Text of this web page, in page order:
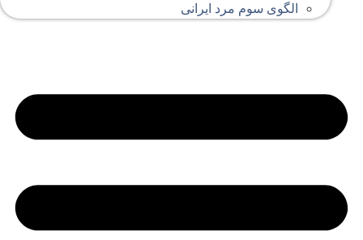
الگوی سوم مرد ایرانی